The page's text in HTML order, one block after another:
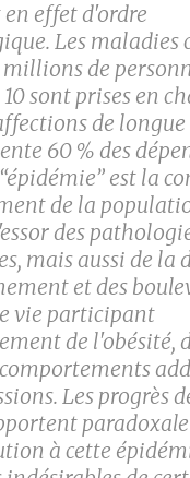
en effet d'ordre
Les maladies
de
sont prises en
de longue
60 % des
est la
de la
des
mais aussi de la
et des
vie participant
de l'obésité,
comportements
Les progrès
à cette